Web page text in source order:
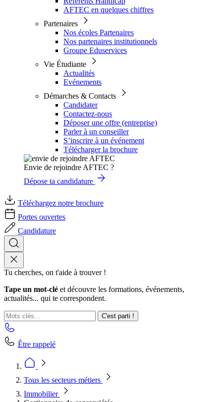
AFTEC en quelques chiffres
Partenaires
Nos écoles Partenaires
Nos partenaires institutionnels
Groupe Eduservices
Vie Étudiante
Actualités
Evénements
Démarches & Contacts
Candidater
Contactez-nous
Déposer une offre (entreprise)
Parler à un conseiller
S’inscrire à un événement
Télécharger la brochure
Envie de rejoindre AFTEC ?
Dépose ta candidature
Téléchargez notre brochure
Portes ouvertes
Candidature
Tu cherches, on t'aide à trouver !
Tape un mot-clé et découvre les formations, événements,
actualités... qui te correspondent.
C'est parti !
Être rappelé
Tous les secteurs métiers
Immobilier